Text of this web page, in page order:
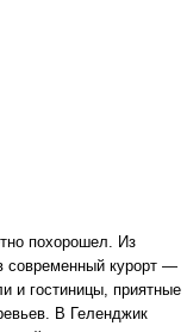
похорошел. Из
современный курорт —
и гостиницы, приятные
В Геленджик